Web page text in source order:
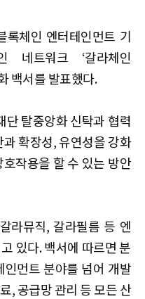
록체인 엔터테인먼트 기
네트워크 ‘갈라체인
백서를 발표했다.
단 탈중앙화 신탁과 협력
확장성, 유연성을 강화
작용을 할 수 있는 방안
라뮤직, 갈라필름 등 엔
있다. 백서에 따르면 분
먼트 분야를 넘어 개발
, 공급망 관리 등 모든 산